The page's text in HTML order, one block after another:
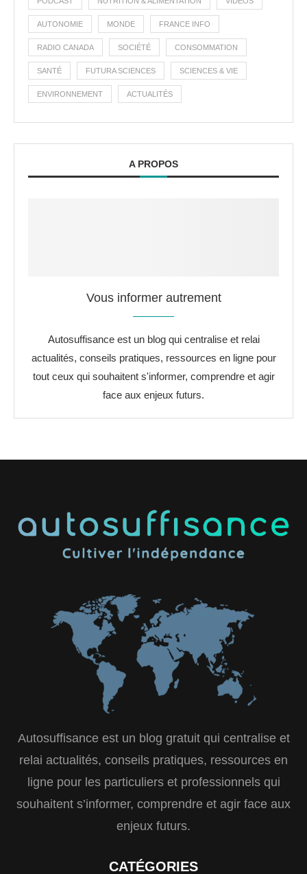
AUTONOMIE MONDE FRANCE INFO
RADIO CANADA SOCIÉTÉ CONSOMMATION
SANTÉ FUTURA SCIENCES SCIENCES & VIE
ENVIRONNEMENT ACTUALITÉS
A PROPOS
Vous informer autrement
Autosuffisance est un blog qui centralise et relai
actualités, conseils pratiques, ressources en ligne pour
tout ceux qui souhaitent s'informer, comprendre et agir
face aux enjeux futurs.
Autosuffisance est un blog gratuit qui centralise et
relai actualités, conseils pratiques, ressources en
ligne pour les particuliers et professionnels qui
souhaitent s’informer, comprendre et agir face aux
enjeux futurs.
CATÉGORIES